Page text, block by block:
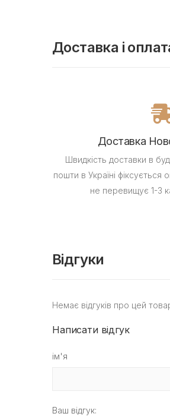
Доставка і
Доставка
Швидкість доставки в
пошти в Україні
не перевищує 1-3
Відгуки
Немає відгуків про цей
Написати відгук
ім'я
Ваш відгук: